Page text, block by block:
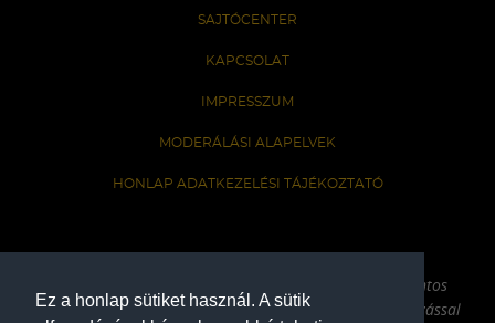
Ez a honlap sütiket használ. A sütik
SAJTÓCENTER
KAPCSOLAT
IMPRESSZUM
MODERÁLÁSI ALAPELVEK
HONLAP ADATKEZELÉSI TÁJÉKOZTATÓ
Az oldalon található írott és képi anyagok csak a forrás pontos
megjelölésével, internetes felhasználás esetén aktív hivatkozással